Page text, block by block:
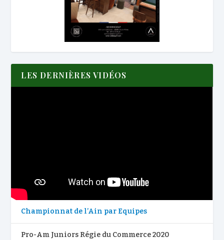
LES DERNIÈRES VIDÉOS
Championnat de l’Ain par Equipes
Pro-Am Juniors Régie du Commerce 2020